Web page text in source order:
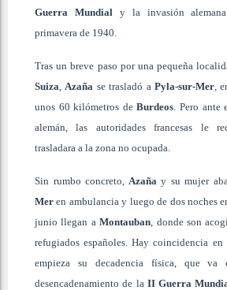
Guerra Mundial y la invasión
primavera de 1940.
Tras un breve paso por una pequeña
Suiza Azaña se trasladó aPyla-sur-Mer ,
unos 60 kilómetros deBurdeos . Pero
alemán, las autoridades francesas le
trasladara a la zona no ocupada.
Sin rumbo concreto, Azaña y su mujer
Mer en ambulancia y luego de dos noches
junio llegan aMontauban , donde son
refugiados españoles. Hay coincidencia en
empieza su decadencia física, que
desencadenamiento de la II Guerra